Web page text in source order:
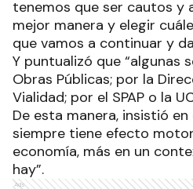
tenemos que ser cautos y
mejor manera y elegir
que vamos a continuar y
Y puntualizó que “algunas
Obras Públicas; por la
Vialidad; por el SPAP o la
De esta manera, insistió
siempre tiene efecto
economía, más en un
hay”.
Ads